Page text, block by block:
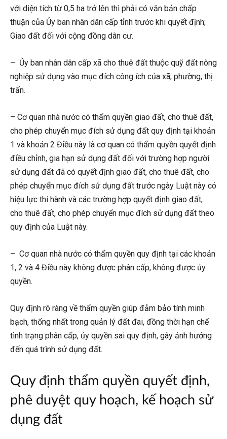
với diện tích từ 0,5 ha trở lên thì phải có văn bản chấp
thuận của Ủy ban nhân dân cấp tỉnh trước khi quyết định;
Giao đất đối với cộng đồng dân cư.
– Ủy ban nhân dân cấp xã cho thuê đất thuộc quỹ đất nông
nghiệp sử dụng vào mục đích công ích của xã, phường, thị
trấn.
– Cơ quan nhà nước có thẩm quyền giao đất, cho thuê đất,
cho phép chuyển mục đích sử dụng đất quy định tại khoản
1 và khoản 2 Điều này là cơ quan có thẩm quyền quyết định
điều chỉnh, gia hạn sử dụng đất đối với trường hợp người
sử dụng đất đã có quyết định giao đất, cho thuê đất, cho
phép chuyển mục đích sử dụng đất trước ngày Luật này có
hiệu lực thi hành và các trường hợp quyết định giao đất,
cho thuê đất, cho phép chuyển mục đích sử dụng đất theo
quy định của Luật này.
– Cơ quan nhà nước có thẩm quyền quy định tại các khoản
1, 2 và 4 Điều này không được phân cấp, không được ủy
quyền.
Quy định rõ ràng về thẩm quyền giúp đảm bảo tính minh
bạch, thống nhất trong quản lý đất đai, đồng thời hạn chế
tình trạng phân cấp, ủy quyền sai quy định, gây ảnh hưởng
đến quá trình sử dụng đất.
Quy định thẩm quyền quyết định,
phê duyệt quy hoạch, kế hoạch sử
dụng đất